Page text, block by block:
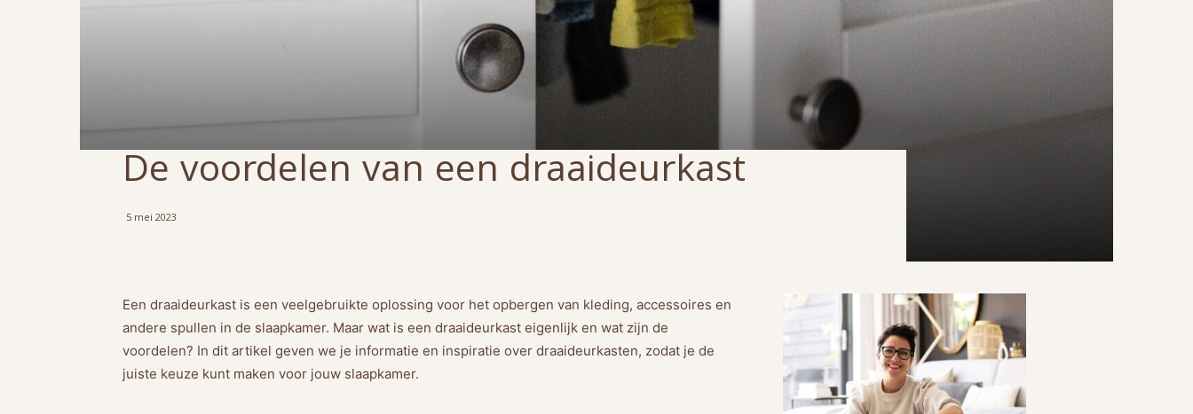
De voordelen van een draaideurkast
5 mei 2023
Een draaideurkast is een veelgebruikte oplossing voor het opbergen van kleding, accessoires en
andere spullen in de slaapkamer. Maar wat is een draaideurkast eigenlijk en wat zijn de
voordelen? In dit artikel geven we je informatie en inspiratie over draaideurkasten, zodat je de
juiste keuze kunt maken voor jouw slaapkamer.